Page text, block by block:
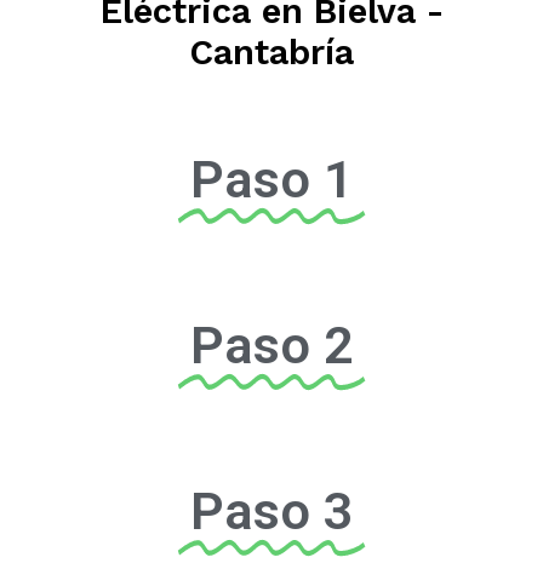
Eléctrica en Bielva -
Cantabría
Paso 1
Paso 2
Paso 3